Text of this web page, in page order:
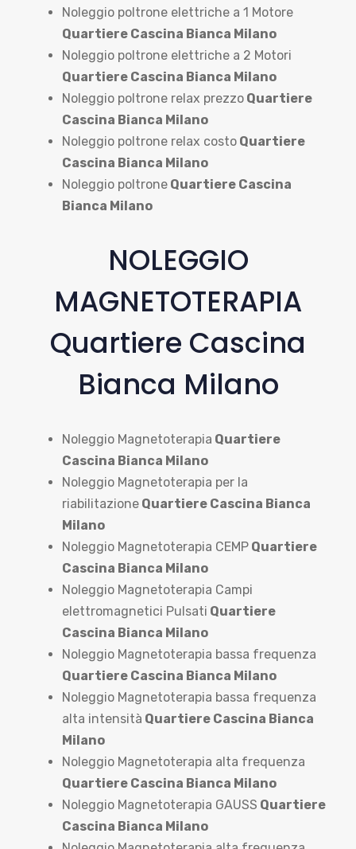
Noleggio poltrone elettriche a 1 Motore
Quartiere Cascina Bianca Milano
Noleggio poltrone elettriche a 2 Motori
Quartiere Cascina Bianca Milano
Noleggio poltrone relax prezzo Quartiere
Cascina Bianca Milano
Noleggio poltrone relax costo Quartiere
Cascina Bianca Milano
Noleggio poltrone Quartiere Cascina
Bianca Milano
NOLEGGIO
MAGNETOTERAPIA
Quartiere Cascina
Bianca Milano
Noleggio Magnetoterapia Quartiere
Cascina Bianca Milano
Noleggio Magnetoterapia per la
riabilitazione Quartiere Cascina Bianca
Milano
Noleggio Magnetoterapia CEMP Quartiere
Cascina Bianca Milano
Noleggio Magnetoterapia Campi
elettromagnetici Pulsati Quartiere
Cascina Bianca Milano
Noleggio Magnetoterapia bassa frequenza
Quartiere Cascina Bianca Milano
Noleggio Magnetoterapia bassa frequenza
alta intensità Quartiere Cascina Bianca
Milano
Noleggio Magnetoterapia alta frequenza
Quartiere Cascina Bianca Milano
Noleggio Magnetoterapia GAUSS Quartiere
Cascina Bianca Milano